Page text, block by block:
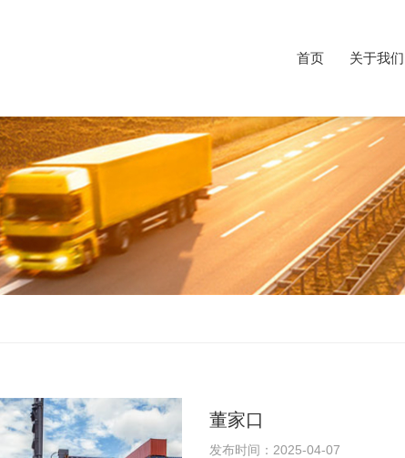
首页
首页
关于我们
关于我们
董家口
发布时间：2025-04-07